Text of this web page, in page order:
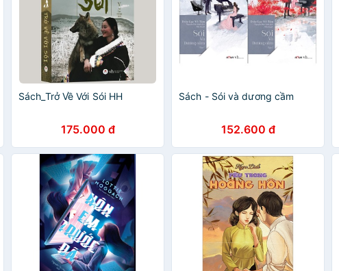
Sách_Trở Về Với Sói HH
175.000 đ
Sách - Sói và dương cầm
152.600 đ